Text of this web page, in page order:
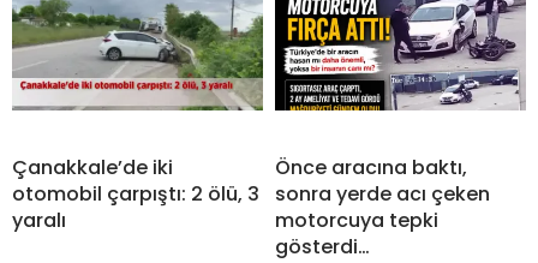
Çanakkale’de iki
otomobil çarpıştı: 2 ölü, 3
yaralı
Önce aracına baktı,
sonra yerde acı çeken
motorcuya tepki
gösterdi…